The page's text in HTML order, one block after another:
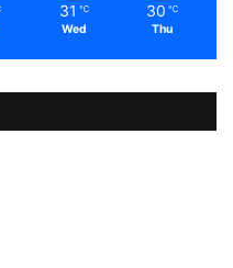
31 ℃
Wed
30 ℃
Thu